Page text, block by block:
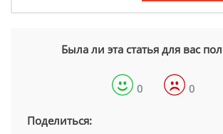
Была ли эта статья для вас
0 0
Поделиться: